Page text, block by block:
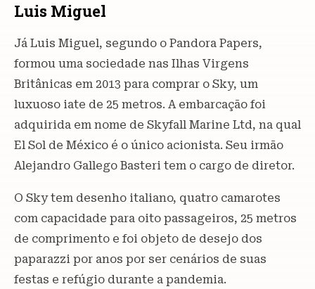
Luis Miguel
Já Luis Miguel, segundo o Pandora Papers,
formou uma sociedade nas Ilhas Virgens
Britânicas em 2013 para comprar o Sky, um
luxuoso iate de 25 metros. A embarcação foi
adquirida em nome de Skyfall Marine Ltd, na qual
El Sol de México é o único acionista. Seu irmão
Alejandro Gallego Basteri tem o cargo de diretor.
O Sky tem desenho italiano, quatro camarotes
com capacidade para oito passageiros, 25 metros
de comprimento e foi objeto de desejo dos
paparazzi por anos por ser cenários de suas
festas e refúgio durante a pandemia.